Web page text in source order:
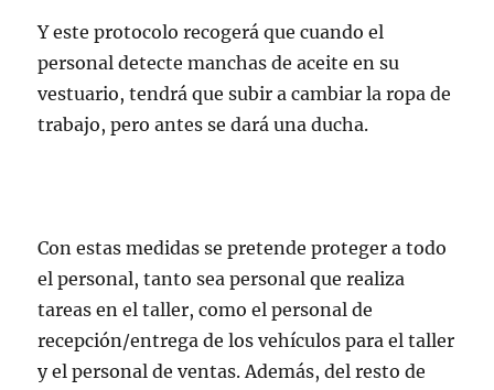
Y este protocolo recogerá que cuando el
personal detecte manchas de aceite en su
vestuario, tendrá que subir a cambiar la ropa de
trabajo, pero antes se dará una ducha.
Con estas medidas se pretende proteger a todo
el personal, tanto sea personal que realiza
tareas en el taller, como el personal de
recepción/entrega de los vehículos para el taller
y el personal de ventas. Además, del resto de